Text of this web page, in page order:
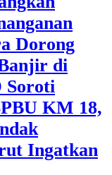
Dorong
di
Soroti
KM 18,
Ingatkan